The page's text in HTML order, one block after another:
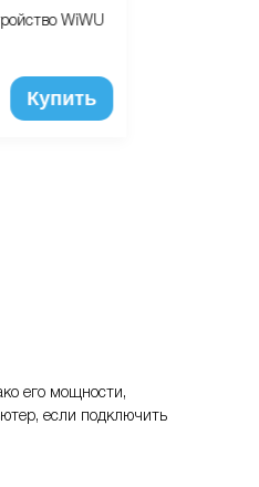
WiWU
Купить
его мощности,
если подключить